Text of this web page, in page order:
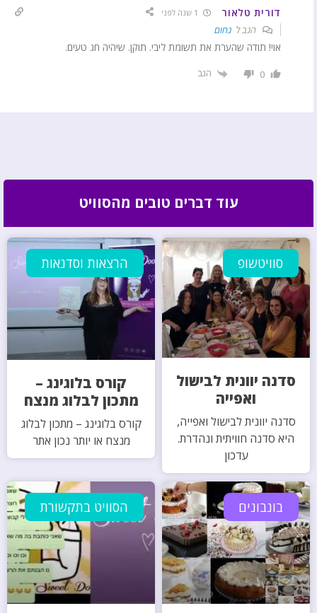
דורית טלאור
הגב ל נחום
אוי! תודה שהערת את תשומת ליבי. תוקן. שיהיה חג טעים.
0 הגב
עוד דברים טובים מהסוויט
סוויטשופ
סדנה יוונית לבישול
ואפייה
סדנה יוונית לבישול ואפייה,
היא סדנה חוויתית ונהדרת.
עדכון
הרצאות וסדנאות
קורס בלוגינג –
מתכון לבלוג מנצח
קורס בלוגינג – מתכון לבלוג
מנצח או יותר נכון אתר
בונבונים הסוויט בתקשורת